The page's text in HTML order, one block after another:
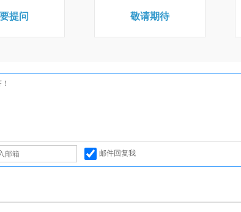
提问 敬请期待
邮件回复我